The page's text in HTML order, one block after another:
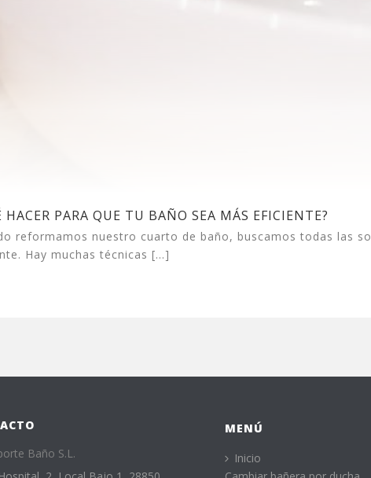
HACER PARA QUE TU BAÑO SEA MÁS EFICIENTE?
reformamos nuestro cuarto de baño, buscamos todas las
Hay muchas técnicas [...]
Baño S.L.
MENÚ
Inicio